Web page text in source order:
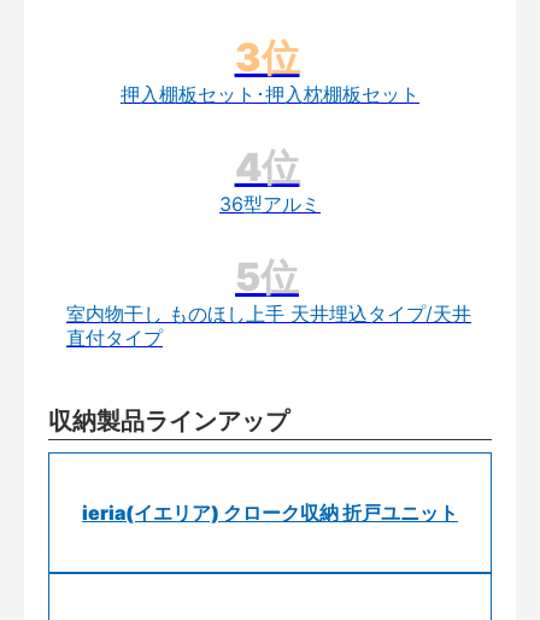
押入棚板セット･押入枕棚板セット
36型アルミ
室内物干し ものほし上手 天井埋込タイプ/天井
直付タイプ
収納製品ラインアップ
ieria(イエリア) クローク収納 折戸ユニット